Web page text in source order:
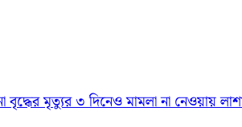
মৃত্যুর ৩ দিনেও মামলা না নেওয়ায়